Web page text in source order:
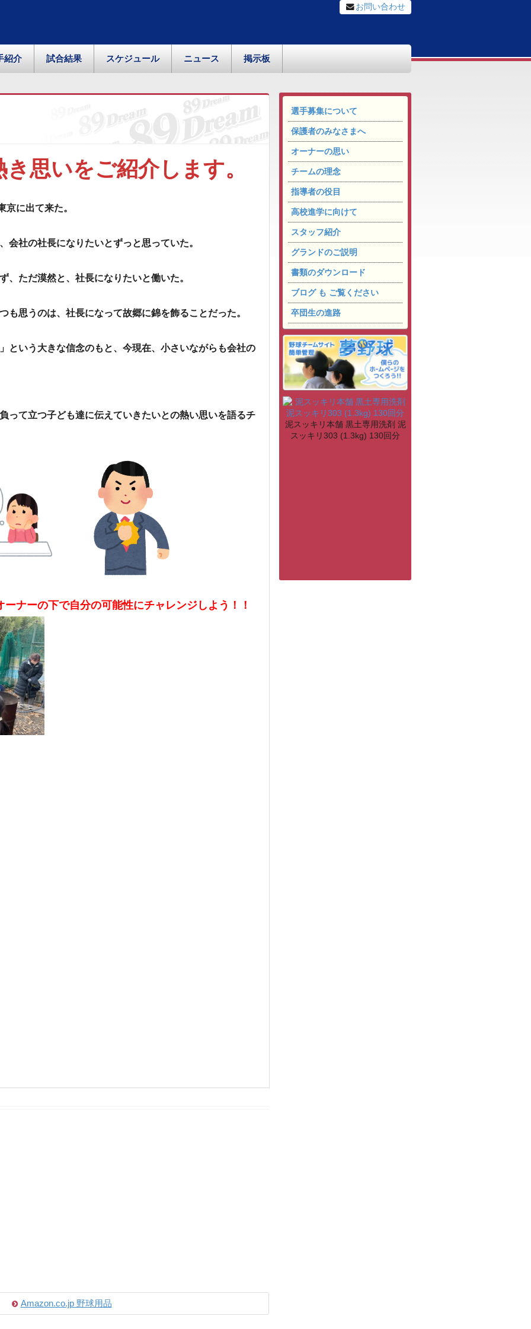
お問い合わせ
紹介 試合結果 スケジュール ニュース 掲示板
選手募集について
保護者のみなさまへ
オーナーの思い
チームの理念
指導者の役目
高校進学に向けて
スタッフ紹介
グランドのご説明
書類のダウンロード
ブログ も ご覧ください
卒団生の進路
泥スッキリ本舗 黒土専用洗剤 泥
スッキリ303 (1.3kg) 130回分
思いをご紹介します。
京に出て来た。
会社の社長になりたいとずっと思っていた。
、ただ漠然と、社長になりたいと働いた。
も思うのは、 社長になって故郷に錦を飾ることだった。
という大きな信念のもと、 今現在、小さいながらも会社の
って立つ子ども達に伝えていきたいとの熱い思いを語るチ
ナーの下で自分の可能性にチャレンジしよう！！
Amazon.co.jp 野球用品